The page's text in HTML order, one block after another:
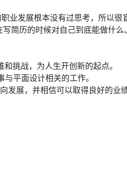
业发展根本没有过思考，所以很
简历的时候对自己到底能做什么
挑战，为人生开创新的起点。
平面设计相关的工作。
展，并相信可以取得良好的业绩